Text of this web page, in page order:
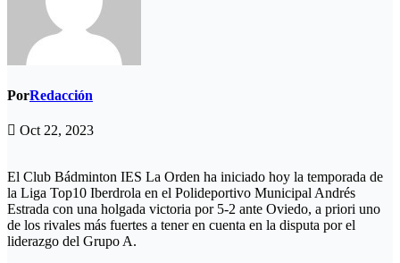
PorRedacción
Oct 22, 2023
El Club Bádminton IES La Orden ha iniciado hoy la temporada de
la Liga Top10 Iberdrola en el Polideportivo Municipal Andrés
Estrada con una holgada victoria por 5-2 ante Oviedo, a priori uno
de los rivales más fuertes a tener en cuenta en la disputa por el
liderazgo del Grupo A.